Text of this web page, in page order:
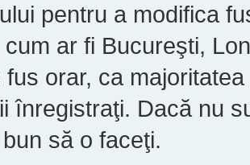
pentru a modifica
ar fi Bucureşti,
fus orar, ca
înregistraţi. Dacă nu
să o faceţi.